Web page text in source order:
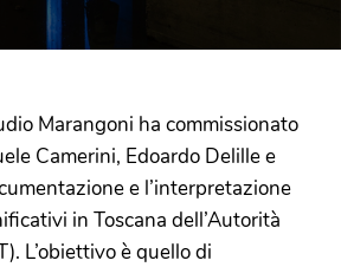
Marangoni ha commissionato
Camerini, Edoardo Delille e
e l’interpretazione
in Toscana dell’Autorità
L’obiettivo è quello di